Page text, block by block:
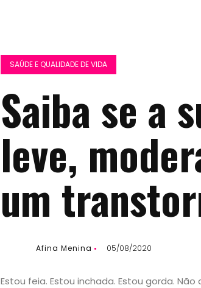
SAÚDE E QUALIDADE DE VIDA
Saiba se a
leve,
um
Afina Menina 05/08/2020
Estou feia. Estou inchada. Estou gorda.